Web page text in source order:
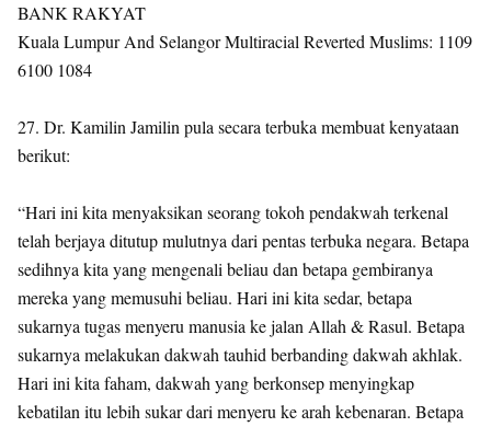
BANK RAKYAT
Kuala Lumpur And Selangor Multiracial Reverted Muslims: 1109
6100 1084
27. Dr. Kamilin Jamilin pula secara terbuka membuat kenyataan
berikut:
“Hari ini kita menyaksikan seorang tokoh pendakwah terkenal
telah berjaya ditutup mulutnya dari pentas terbuka negara. Betapa
sedihnya kita yang mengenali beliau dan betapa gembiranya
mereka yang memusuhi beliau. Hari ini kita sedar, betapa
sukarnya tugas menyeru manusia ke jalan Allah & Rasul. Betapa
sukarnya melakukan dakwah tauhid berbanding dakwah akhlak.
Hari ini kita faham, dakwah yang berkonsep menyingkap
kebatilan itu lebih sukar dari menyeru ke arah kebenaran. Betapa